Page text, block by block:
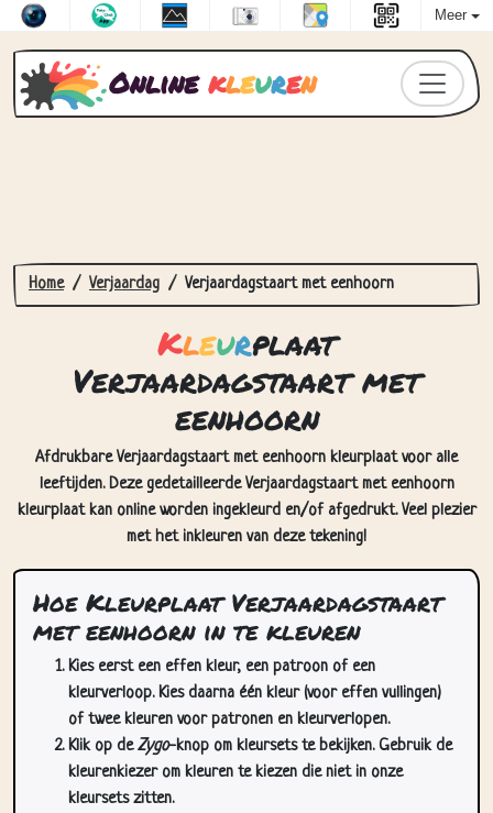
Meer
Online kleuren
Kleurplaat
Verjaardagstaart met
eenhoorn
leeftijden. Deze gedetailleerde Verjaardagstaart met eenhoorn
kleurplaat kan online worden ingekleurd en/of afgedrukt. Veel plezier
met het inkleuren van deze tekening!
Hoe Kleurplaat Verjaardagstaart
met eenhoorn in te kleuren
Kies eerst een effen kleur, een patroon of een
kleurverloop. Kies daarna één kleur (voor effen vullingen)
of twee kleuren voor patronen en kleurverlopen.
Klik op deZygo-knop om kleursets te bekijken. Gebruik de
kleurenkiezer om kleuren te kiezen die niet in onze
kleursets zitten.
Klikom kleuren te wisselen.
In het vakVulvoorbeeld